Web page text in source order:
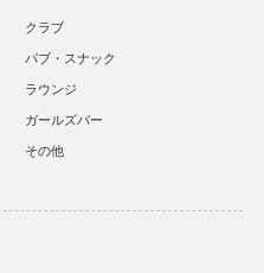
クラブ
パブ・スナック
ラウンジ
ガールズバー
その他